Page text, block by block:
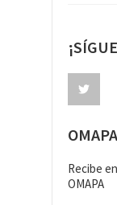
Recibe
OMAPA